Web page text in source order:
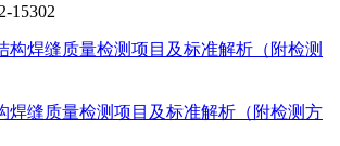
15302
焊缝质量检测项目及标准解析（附检测方